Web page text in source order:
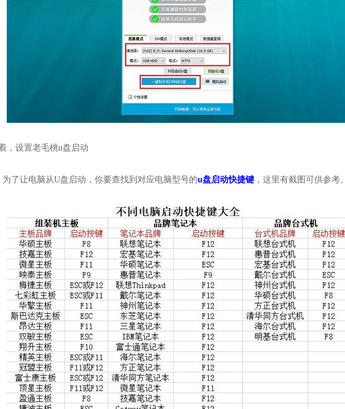
，设置老毛桃u盘启动
为了让电脑从U盘启动，你要查找到对应电脑型号的u盘启动快捷键 ，这里有截图可供参考。